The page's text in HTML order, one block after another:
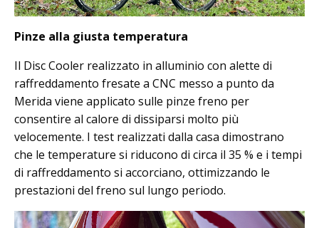
Pinze alla giusta temperatura
Il Disc Cooler realizzato in alluminio con alette di
raffreddamento fresate a CNC messo a punto da
Merida viene applicato sulle pinze freno per
consentire al calore di dissiparsi molto più
velocemente. I test realizzati dalla casa dimostrano
che le temperature si riducono di circa il 35 % e i tempi
di raffreddamento si accorciano, ottimizzando le
prestazioni del freno sul lungo periodo.